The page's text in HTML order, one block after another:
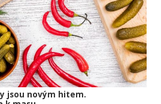
jsou novým hitem.